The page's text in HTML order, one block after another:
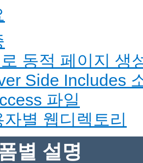
동적 페이지 생
Side Includes
파일
자별 웹디렉토리
별 설명